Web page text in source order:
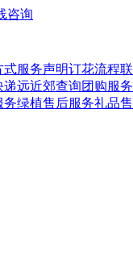
式服务声明订花流程
递远近郊查询团购服务
务绿植售后服务礼品